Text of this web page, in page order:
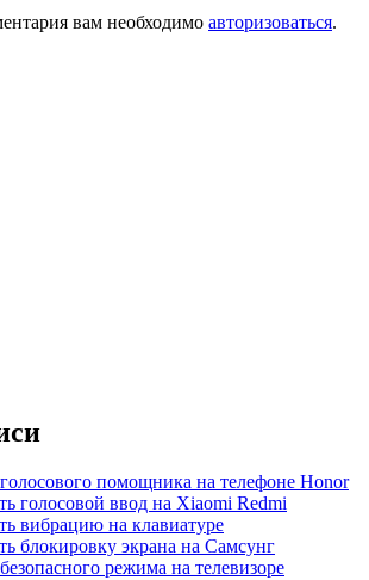
вам необходимо авторизоваться.
помощника на телефоне Honor
голосовой ввод на Xiaomi Redmi
вибрацию на клавиатуре
блокировку экрана на Самсунг
режима на телевизоре